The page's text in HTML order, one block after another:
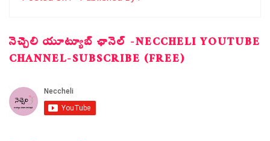
నెచ్చెలి యూట్యూబ్ ఛానెల్ -NECCHELI YOUTUBE
CHANNEL-SUBSCRIBE (FREE)